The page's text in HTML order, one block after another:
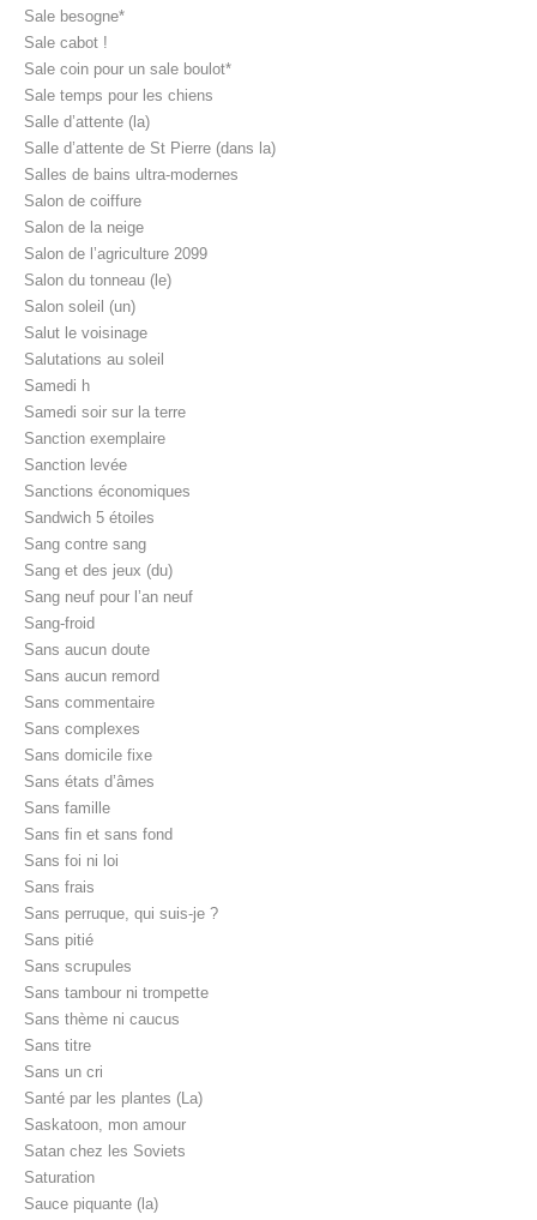
Sale besogne*
Sale cabot !
Sale coin pour un sale boulot*
Sale temps pour les chiens
Salle d’attente (la)
Salle d’attente de St Pierre (dans la)
Salles de bains ultra-modernes
Salon de coiffure
Salon de la neige
Salon de l’agriculture 2099
Salon du tonneau (le)
Salon soleil (un)
Salut le voisinage
Salutations au soleil
Samedi h
Samedi soir sur la terre
Sanction exemplaire
Sanction levée
Sanctions économiques
Sandwich 5 étoiles
Sang contre sang
Sang et des jeux (du)
Sang neuf pour l’an neuf
Sang-froid
Sans aucun doute
Sans aucun remord
Sans commentaire
Sans complexes
Sans domicile fixe
Sans états d’âmes
Sans famille
Sans fin et sans fond
Sans foi ni loi
Sans frais
Sans perruque, qui suis-je ?
Sans pitié
Sans scrupules
Sans tambour ni trompette
Sans thème ni caucus
Sans titre
Sans un cri
Santé par les plantes (La)
Saskatoon, mon amour
Satan chez les Soviets
Saturation
Sauce piquante (la)